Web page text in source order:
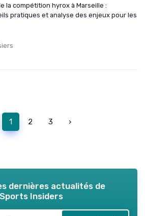
la compétition hyrox à Marseille :
pratiques et analyse des enjeux pour les
1 2 3 ›
dernières actualités de
Sports Insiders